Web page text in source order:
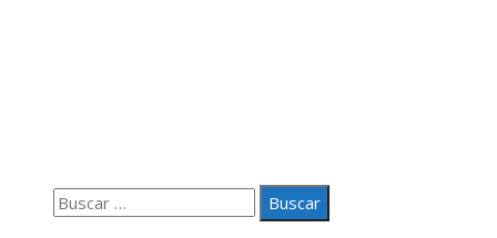
Buscar: